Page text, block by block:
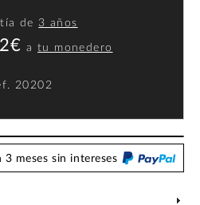
de 3 años
atu monedero
20202
meses sin intereses